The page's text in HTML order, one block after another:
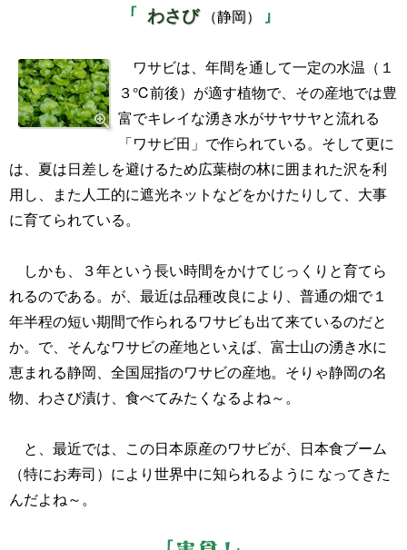
わさび （静岡）
ワサビは、年間を通して一定の水温（１
３℃前後）が適す植物で、その産地では豊
富でキレイな湧き水がサヤサヤと流れる
「ワサビ田」で作られている。そして更に
は、夏は日差しを避けるため広葉樹の林に囲まれた沢を利
用し、また人工的に遮光ネットなどをかけたりして、大事
に育てられている。
しかも、３年という長い時間をかけてじっくりと育てら
れるのである。が、最近は品種改良により、普通の畑で１
年半程の短い期間で作られるワサビも出て来ているのだと
か。で、そんなワサビの産地といえば、富士山の湧き水に
恵まれる静岡、全国屈指のワサビの産地。そりゃ静岡の名
物、わさび漬け、食べてみたくなるよね～。
と、最近では、この日本原産のワサビが、日本食ブーム
（特にお寿司）により世界中に知られるように なってきた
んだよね～。